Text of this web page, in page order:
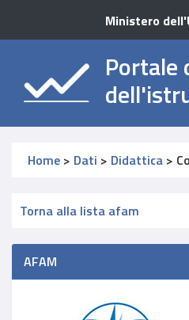
Ministero
Portale
Home > Dati > Didattica >
Torna alla lista afam
AFAM